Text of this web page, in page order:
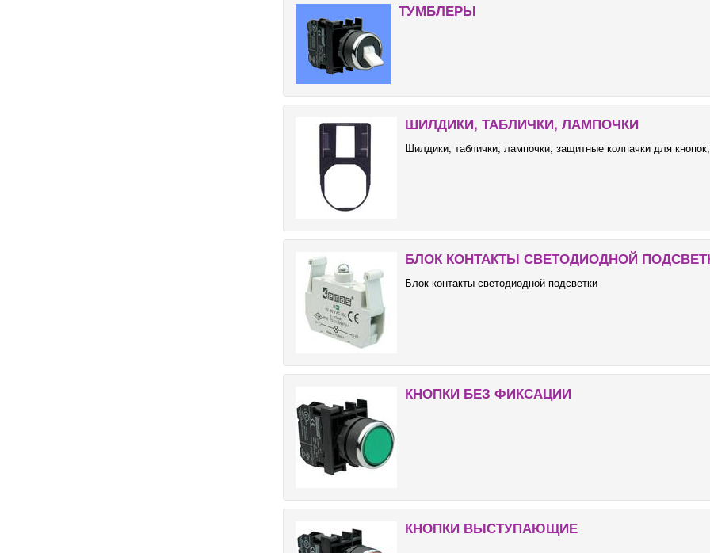
ТУМБЛЕРЫ
ШИЛДИКИ, ТАБЛИЧКИ, ЛАМПОЧКИ
Шилдики, таблички, лампочки, защитные колпачки для
БЛОК КОНТАКТЫ СВЕТОДИОДНОЙ
Блок контакты светодиодной подсветки
КНОПКИ БЕЗ ФИКСАЦИИ
КНОПКИ ВЫСТУПАЮЩИЕ